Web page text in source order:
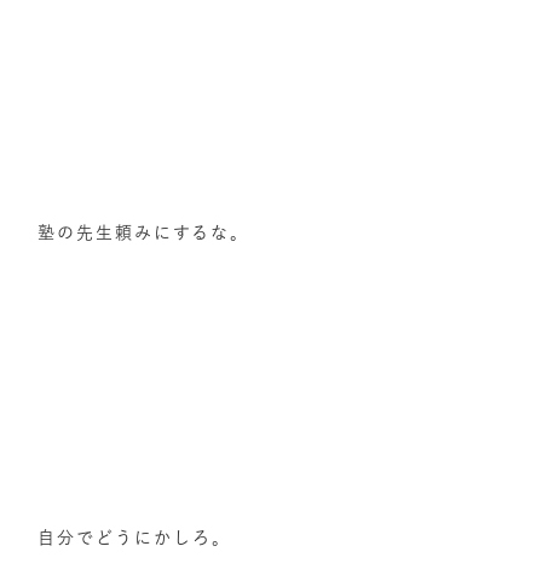
塾の先生頼みにするな。
自分でどうにかしろ。